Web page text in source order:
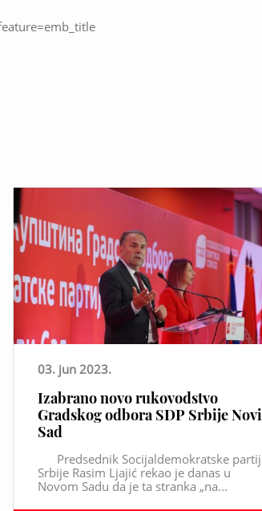
03. jun 2023.
Izabrano novo rukovodstvo
Gradskog odbora SDP Srbije Novi
Sad
Predsednik Socijaldemokratske
Srbije Rasim Ljajić rekao je danas u
Novom Sadu da je ta stranka „na...